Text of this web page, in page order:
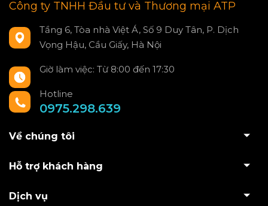
Công ty TNHH Đầu tư và Thương mại ATP
Tầng 6, Tòa nhà Việt Á, Số 9 Duy Tân, P. Dịch
Vọng Hậu, Cầu Giấy, Hà Nội
Giờ làm việc: Từ 8:00 đến 17:30
Hotline
0975.298.639
Về chúng tôi
Hỗ trợ khách hàng
Dịch vụ